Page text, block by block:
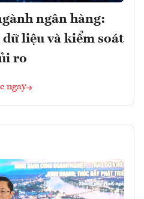
ngân hàng:
liệu và kiểm soát
ro
ngay